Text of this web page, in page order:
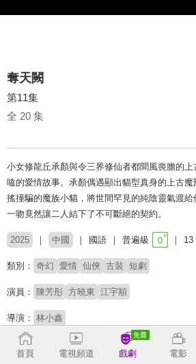
奪天闕
第11集
全 20 集
小女修龍丘承顏與令三界修仙者都聞風喪膽的
嗑的愛情故事。承顏偶遇顯出貓型真身的上古
搖撞騙的魔族小貓，將世間罕見的純陰靈氣渡
一吻竟然讓二人結下了不可斷絕的契約。
2025 中國 國語 普遍級 13
類別： 奇幻 愛情 仙俠 古裝 短劇
演員： 陳芳彤 方曉東 江宇順
導演： 林小鑫
# 契約婚姻 # 短劇推薦 # 熱門短劇# 免費短劇
首頁
電視頻道 戲劇 電影